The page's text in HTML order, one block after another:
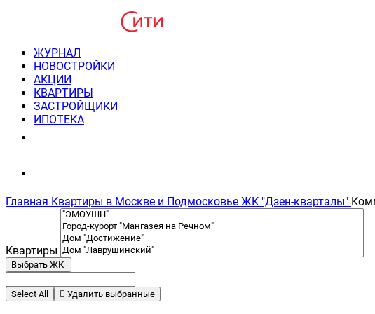
ЖУРНАЛ
НОВОСТРОЙКИ
АКЦИИ
КВАРТИРЫ
ЗАСТРОЙЩИКИ
ИПОТЕКА
Главная Квартиры в Москве и Подмосковье ЖК "Дзен-кварталы"
Квартиры
Выбрать ЖК
Select All Удалить выбранные